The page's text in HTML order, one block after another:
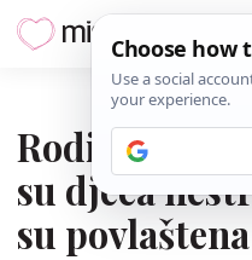
Roditeljske
su djeca
su